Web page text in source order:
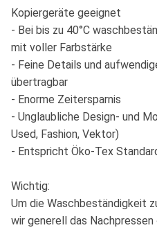
Kopiergeräte geeignet
- Bei bis zu 40°C
mit voller Farbstärke
- Feine Details und
übertragbar
- Enorme Zeitersparnis
- Unglaubliche Design- und
Used, Fashion, Vektor)
- Entspricht Öko-Tex
Wichtig:
Um die Waschbeständigkeit
wir generell das